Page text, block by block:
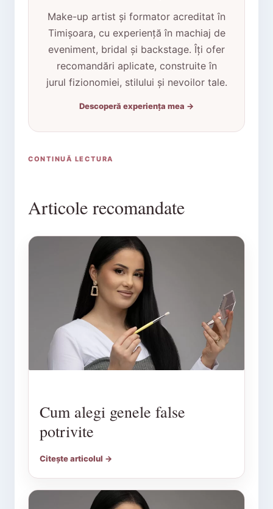
Make-up artist și formator acreditat în
Timișoara, cu experiență în machiaj de
eveniment, bridal și backstage. Îți ofer
recomandări aplicate, construite în
jurul fizionomiei, stilului și nevoilor tale.
Descoperă experiența mea →
CONTINUĂ LECTURA
Articole recomandate
Cum alegi genele false
potrivite
Citește articolul →